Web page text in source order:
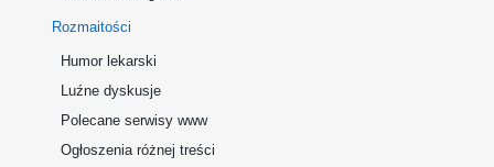
Rozmaitości
Humor lekarski
Luźne dyskusje
Polecane serwisy www
Ogłoszenia różnej treści